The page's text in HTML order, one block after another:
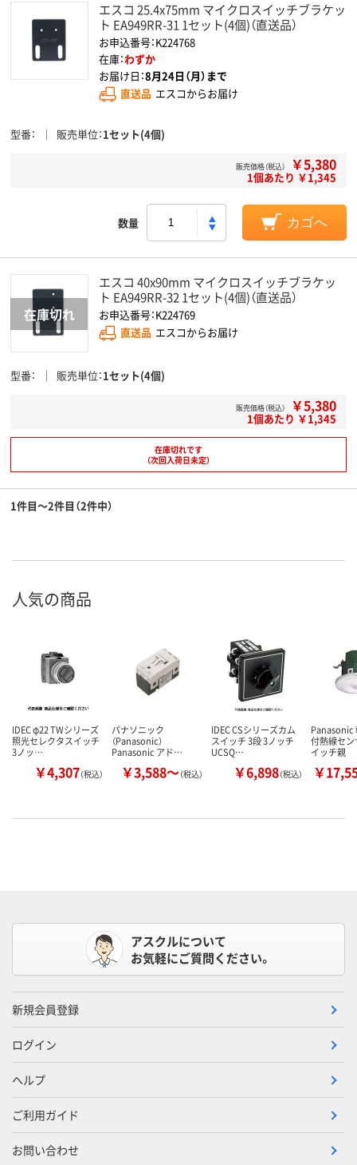
エスコ 25.4x75mm マイクロスイッチブラケッ
ト EA949RR-31 1セット(4個)（直送品）
お申込番号：K224768
在庫：わずか
お届け日：8月24日（月）まで
直送品 エスコからお届け
型番 販売単位 1セット(4個)
販売価格（税込） ￥5,380
1個あたり ￥1,345
数量 カゴへ
エスコ 40x90mm マイクロスイッチブラケッ
ト EA949RR-32 1セット(4個)（直送品）
お申込番号：K224769
直送品 エスコからお届け
型番 販売単位 1セット(4個)
販売価格（税込） ￥5,380
1個あたり ￥1,345
在庫切れです
（次回入荷日未定）
1件目～2件目（2件中）
人気の商品
IDEC φ22 TWシリーズ
照光セレクタスイッチ
3ノッ…
￥4,307（税込）
パナソニック
（Panasonic）
Panasonic アド…
￥3,588～（税込）
IDEC CSシリーズカム
スイッチ 3段 3ノッチ
UCSQ…
￥6,898（税込）
Panasonic
付熱線セ
イッチ親
￥
アスクルについて
お気軽にご質問ください。
新規会員登録
ログイン
ヘルプ
ご利用ガイド
お問い合わせ